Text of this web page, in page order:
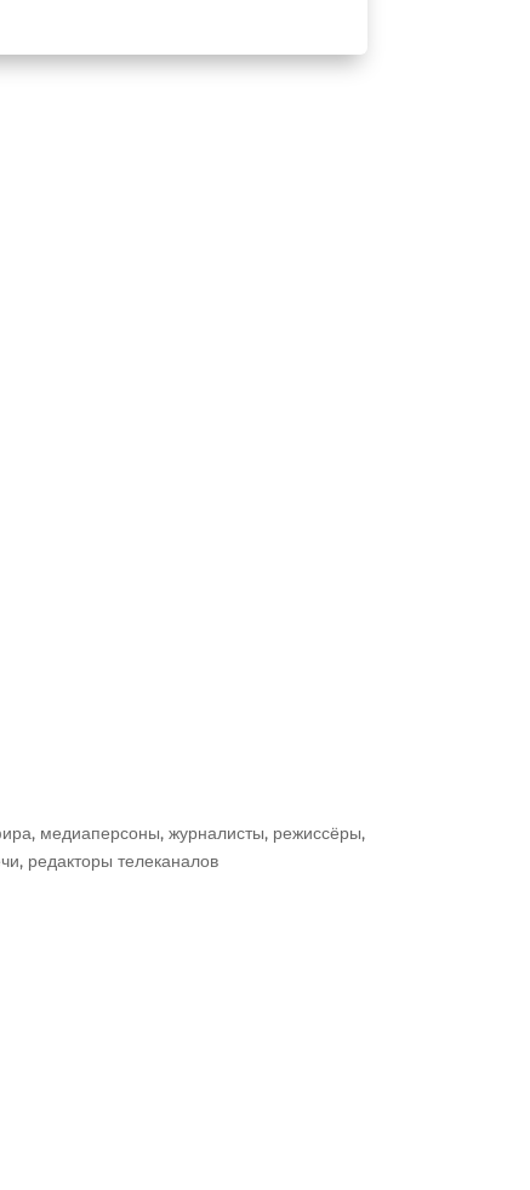
медиаперсоны, журналисты, режиссёры,
редакторы телеканалов